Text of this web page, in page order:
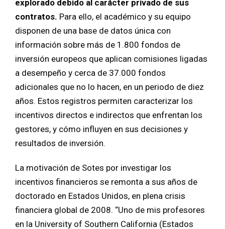
explorado debido al carácter privado de sus
contratos. Para ello, el académico y su equipo
disponen de una base de datos única con
información sobre más de 1.800 fondos de
inversión europeos que aplican comisiones ligadas
a desempeño y cerca de 37.000 fondos
adicionales que no lo hacen, en un periodo de diez
años. Estos registros permiten caracterizar los
incentivos directos e indirectos que enfrentan los
gestores, y cómo influyen en sus decisiones y
resultados de inversión.
La motivación de Sotes por investigar los
incentivos financieros se remonta a sus años de
doctorado en Estados Unidos, en plena crisis
financiera global de 2008. “Uno de mis profesores
en la University of Southern California (Estados